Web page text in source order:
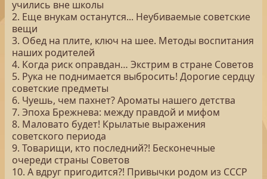
учились вне школы
2. Еще внукам останутся... Неубиваемые советские
вещи
3. Обед на плите, ключ на шее. Методы воспитания
наших родителей
4. Когда риск оправдан… Экстрим в стране Советов
5. Рука не поднимается выбросить! Дорогие сердцу
советские предметы
6. Чуешь, чем пахнет? Ароматы нашего детства
7. Эпоха Брежнева: между правдой и мифом
8. Маловато будет! Крылатые выражения
советского периода
9. Товарищи, кто последний?! Бесконечные
очереди страны Советов
10. А вдруг пригодится?! Привычки родом из СССР